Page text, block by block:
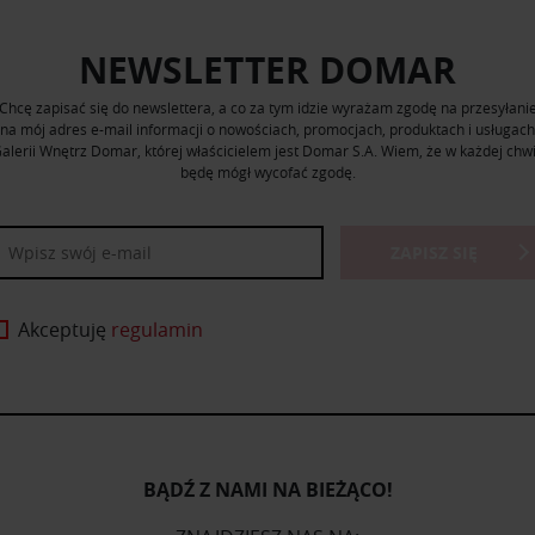
NEWSLETTER DOMAR
zapisać się do newslettera, a co za tym idzie wyrażam zgodę na
na mój adres e-mail informacji o nowościach, promocjach, produktach i usługach
Wnętrz Domar, której właścicielem jest Domar S.A. Wiem, że w każdej
będę mógł wycofać zgodę.
Akceptuję regulamin
BĄDŹ Z NAMI NA BIEŻĄCO!